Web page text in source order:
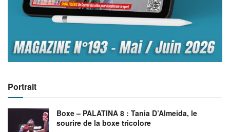
Portrait
Boxe – PALATINA 8 : Tania D’Almeida, le
sourire de la boxe tricolore